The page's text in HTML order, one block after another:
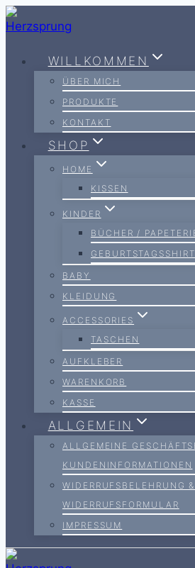
Zum
Inhalt
springen
WILLKOMMEN
ÜBER MICH
PRODUKTE
KONTAKT
SHOP
HOME
KISSEN
KINDER
BÜCHER /
BABY
KLEIDUNG
ACCESSORIES
TASCHEN
AUFKLEBER
WARENKORB
KASSE
ALLGEMEIN
ALLGEMEINE
KUNDENINFORMATIONEN
WIDERRUFSBELEHRUNG &
WIDERRUFSFORMULAR
IMPRESSUM